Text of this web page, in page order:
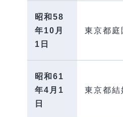
昭和58
年10月
1日
東京都庭
昭和61
年4月1
日
東京都